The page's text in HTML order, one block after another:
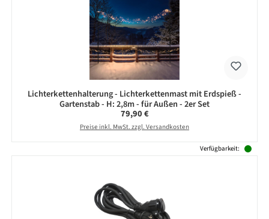
Lichterkettenhalterung - Lichterkettenmast mit Erdspieß -
Gartenstab - H: 2,8m - für Außen - 2er Set
Regulärer Preis:
79,90 €
Preise inkl. MwSt. zzgl. Versandkosten
Verfügbarkeit: